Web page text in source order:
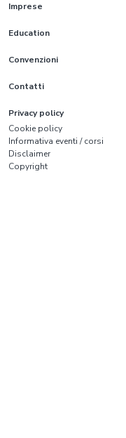
Imprese
Education
Convenzioni
Contatti
Privacy policy
Cookie policy
Informativa eventi / corsi
Disclaimer
Copyright